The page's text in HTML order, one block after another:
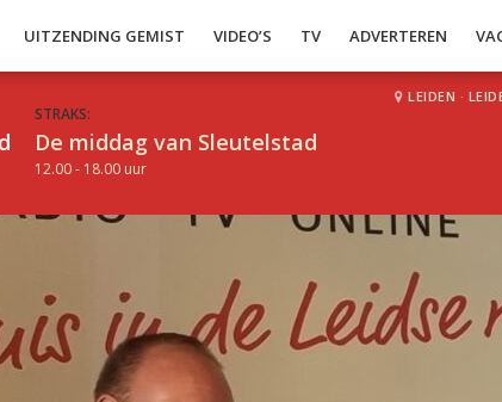
UITZENDING GEMIST VIDEO’S TV ADVERTEREN
STRAKS:
De middag van Sleutelstad
12.00 - 18.00 uur
LEIDEN ·